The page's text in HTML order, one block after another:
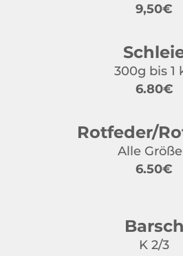
9,50€
300g bis 1
6.80€
Rotfeder/
Alle
6.50€
Barsch
K 2/3